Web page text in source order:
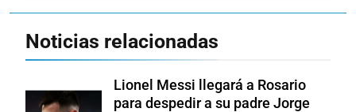
Noticias relacionadas
Lionel Messi llegará a Rosario
para despedir a su padre Jorge